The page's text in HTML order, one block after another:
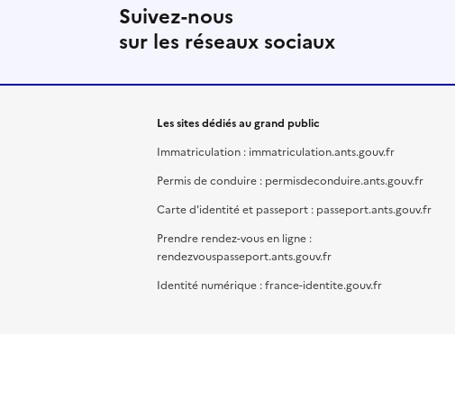
Suivez-nous
sur les réseaux sociaux
Les sites dédiés au grand public
Immatriculation : immatriculation.ants.gouv.fr
Permis de conduire : permisdeconduire.ants.gouv.fr
Carte d'identité et passeport : passeport.ants.gouv.fr
Prendre rendez-vous en ligne :
rendezvouspasseport.ants.gouv.fr
Identité numérique : france-identite.gouv.fr